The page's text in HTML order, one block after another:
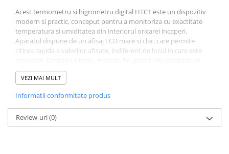
Acest termometru si higrometru digital HTC1 este un dispozitiv
modern si practic, conceput pentru a monitoriza cu exactitate
temperatura si umiditatea din interiorul oricarei incaperi.
Aparatul dispune de un afisaj LCD mare si clar, care permite
citirea rapida a valorilor afisate, indiferent de locul in care este
integreaza armonios in orice tip de decor, fie ca este vorba
despre locuinta, birou, atelier sau spatii comerciale.
VEZI MAI MULT
Informatii conformitate produs
Review-uri(0)